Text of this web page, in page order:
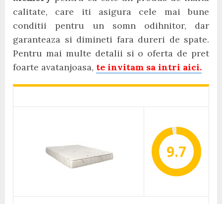
calitate, care iti asigura cele mai bune
conditii pentru un somn odihnitor, dar
garanteaza si dimineti fara dureri de spate.
Pentru mai multe detalii si o oferta de pret
foarte avatanjoasa, te invitam sa intri aici.
9.7